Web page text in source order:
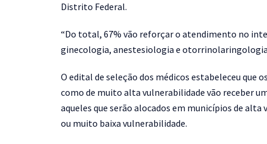
Distrito Federal.
“Do total, 67% vão reforçar o atendimento no
ginecologia, anestesiologia e
O edital de seleção dos médicos estabeleceu que
como de muito alta vulnerabilidade vão receber
aqueles que serão alocados em municípios de
ou muito baixa vulnerabilidade.